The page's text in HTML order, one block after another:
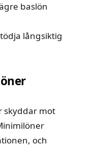
baslön
långsiktig
skyddar mot
och